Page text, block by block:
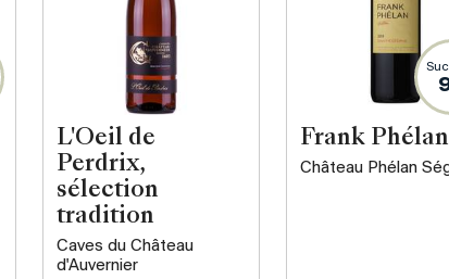
L'Oeil de
Perdrix,
sélection
tradition
Caves du Château
d'Auvernier
Frank Phélan
Château Phélan